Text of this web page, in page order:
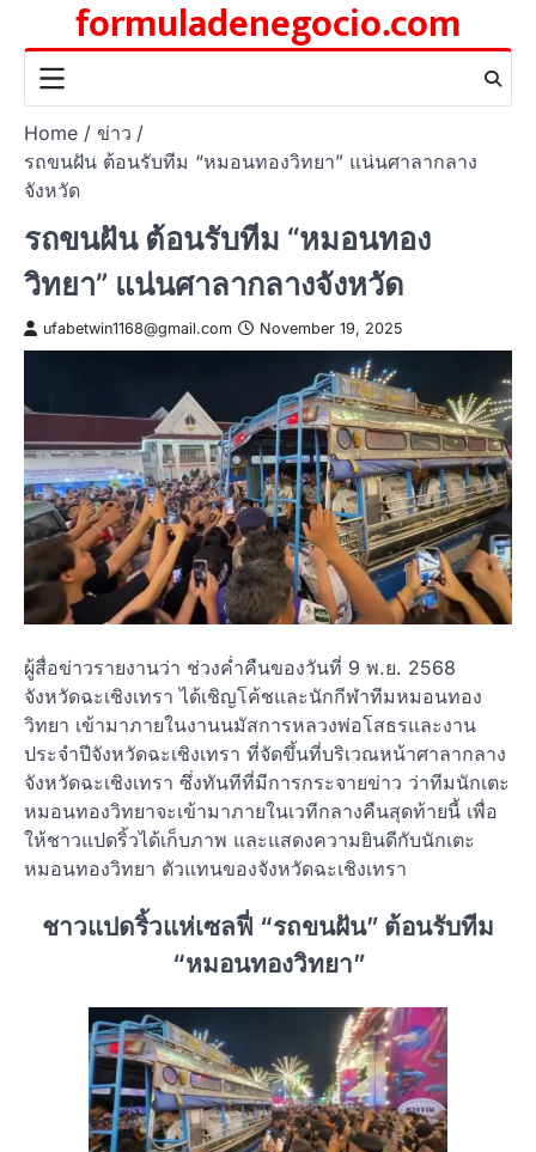
content
formuladenegocio.com
Home
ข่าว
รถขนฝัน ต้อนรับทีม “หมอนทองวิทยา” แน่นศาลากลาง
จังหวัด
รถขนฝัน ต้อนรับทีม “หมอนทอง
วิทยา” แน่นศาลากลางจังหวัด
ufabetwin1168@gmail.com November 19, 2025
ผู้สื่อข่าวรายงานว่า ช่วงค่ำคืนของวันที่ 9 พ.ย. 2568
จังหวัดฉะเชิงเทรา ได้เชิญโค้ชและนักกีฬาทีมหมอนทอง
วิทยา เข้ามาภายในงานนมัสการหลวงพ่อโสธรและงาน
ประจำปีจังหวัดฉะเชิงเทรา ที่จัดขึ้นที่บริเวณหน้าศาลากลาง
จังหวัดฉะเชิงเทรา ซึ่งทันทีที่มีการกระจายข่าว ว่าทีมนักเตะ
หมอนทองวิทยาจะเข้ามาภายในเวทีกลางคืนสุดท้ายนี้ เพื่อ
ให้ชาวแปดริ้วได้เก็บภาพ และแสดงความยินดีกับนักเตะ
หมอนทองวิทยา ตัวแทนของจังหวัดฉะเชิงเทรา
ชาวแปดริ้วแห่เซลฟี่ “รถขนฝัน” ต้อนรับทีม
“หมอนทองวิทยา”